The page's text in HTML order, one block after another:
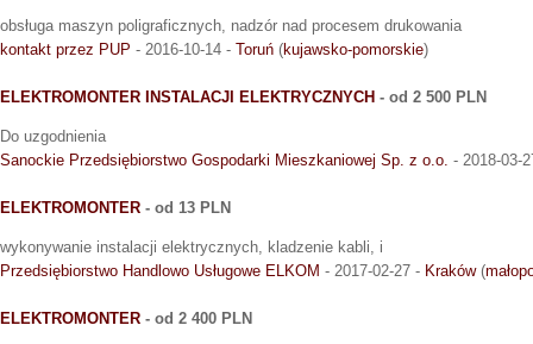
obsługa maszyn poligraficznych, nadzór nad procesem drukowania
kontakt przez PUP - 2016-10-14 - Toruń (kujawsko-pomorskie)
ELEKTROMONTER INSTALACJI ELEKTRYCZNYCH - od 2 500 PLN
Do uzgodnienia
Sanockie Przedsiębiorstwo Gospodarki Mieszkaniowej Sp. z o.o. - 2018-03-
ELEKTROMONTER - od 13 PLN
wykonywanie instalacji elektrycznych, kladzenie kabli, i
Przedsiębiorstwo Handlowo Usługowe ELKOM - 2017-02-27 - Kraków(
ELEKTROMONTER - od 2 400 PLN